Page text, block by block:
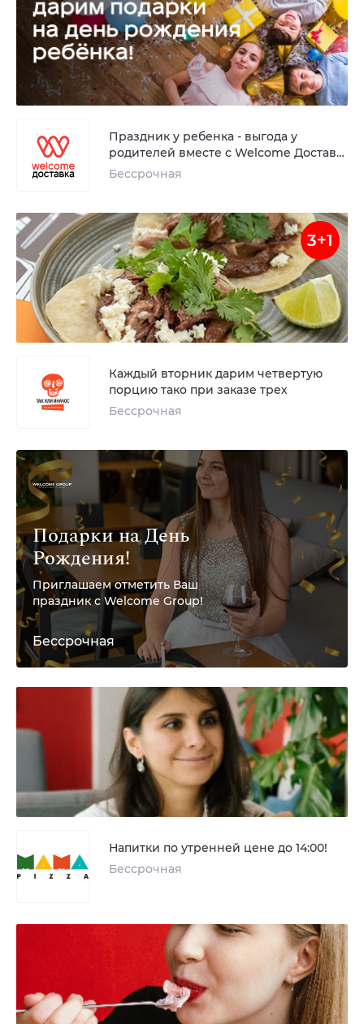
Праздник у ребенка - выгода у
родителей вместе с Welcome Достав…
Бессрочная
3+1
Каждый вторник дарим четвертую
порцию тако при заказе трех
Бессрочная
Подарки на День
Рождения!
Приглашаем отметить Ваш
праздник с Welcome Group!
Бессрочная
Напитки по утренней цене до 14:00!
Бессрочная